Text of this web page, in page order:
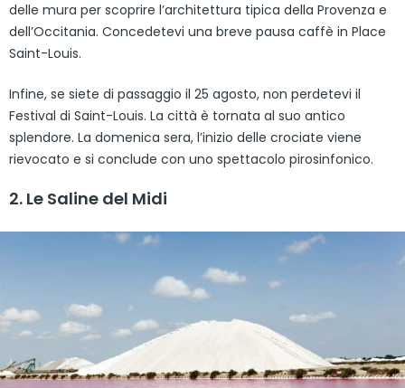
delle mura per scoprire l’architettura tipica della Provenza e
dell’Occitania. Concedetevi una breve pausa caffè in Place
Saint-Louis.
Infine, se siete di passaggio il 25 agosto, non perdetevi il
Festival di Saint-Louis. La città è tornata al suo antico
splendore. La domenica sera, l’inizio delle crociate viene
rievocato e si conclude con uno spettacolo pirosinfonico.
2. Le Saline del Midi